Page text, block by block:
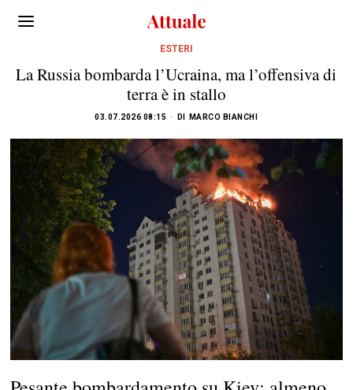
ESTERI
La Russia bombarda l’Ucraina, ma l’offensiva di
terra è in stallo
03.07.2026 08:15 DI MARCO BIANCHI